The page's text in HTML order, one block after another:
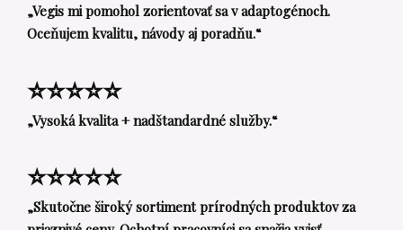
„Vegis mi pomohol zorientovať sa v adaptogénoch.
Oceňujem kvalitu, návody aj poradňu.“
⭐⭐⭐⭐⭐
„Vysoká kvalita + nadštandardné služby.“
⭐⭐⭐⭐⭐
„Skutočne široký sortiment prírodných produktov za